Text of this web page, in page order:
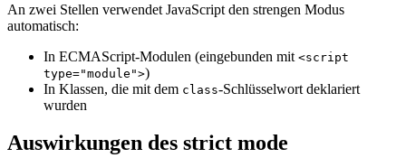
An zwei Stellen verwendet JavaScript den strengen Modus
automatisch:
In ECMAScript-Modulen (eingebunden mit <script
type="module">)
In Klassen, die mit dem class-Schlüsselwort deklariert
wurden
Auswirkungen des strict mode